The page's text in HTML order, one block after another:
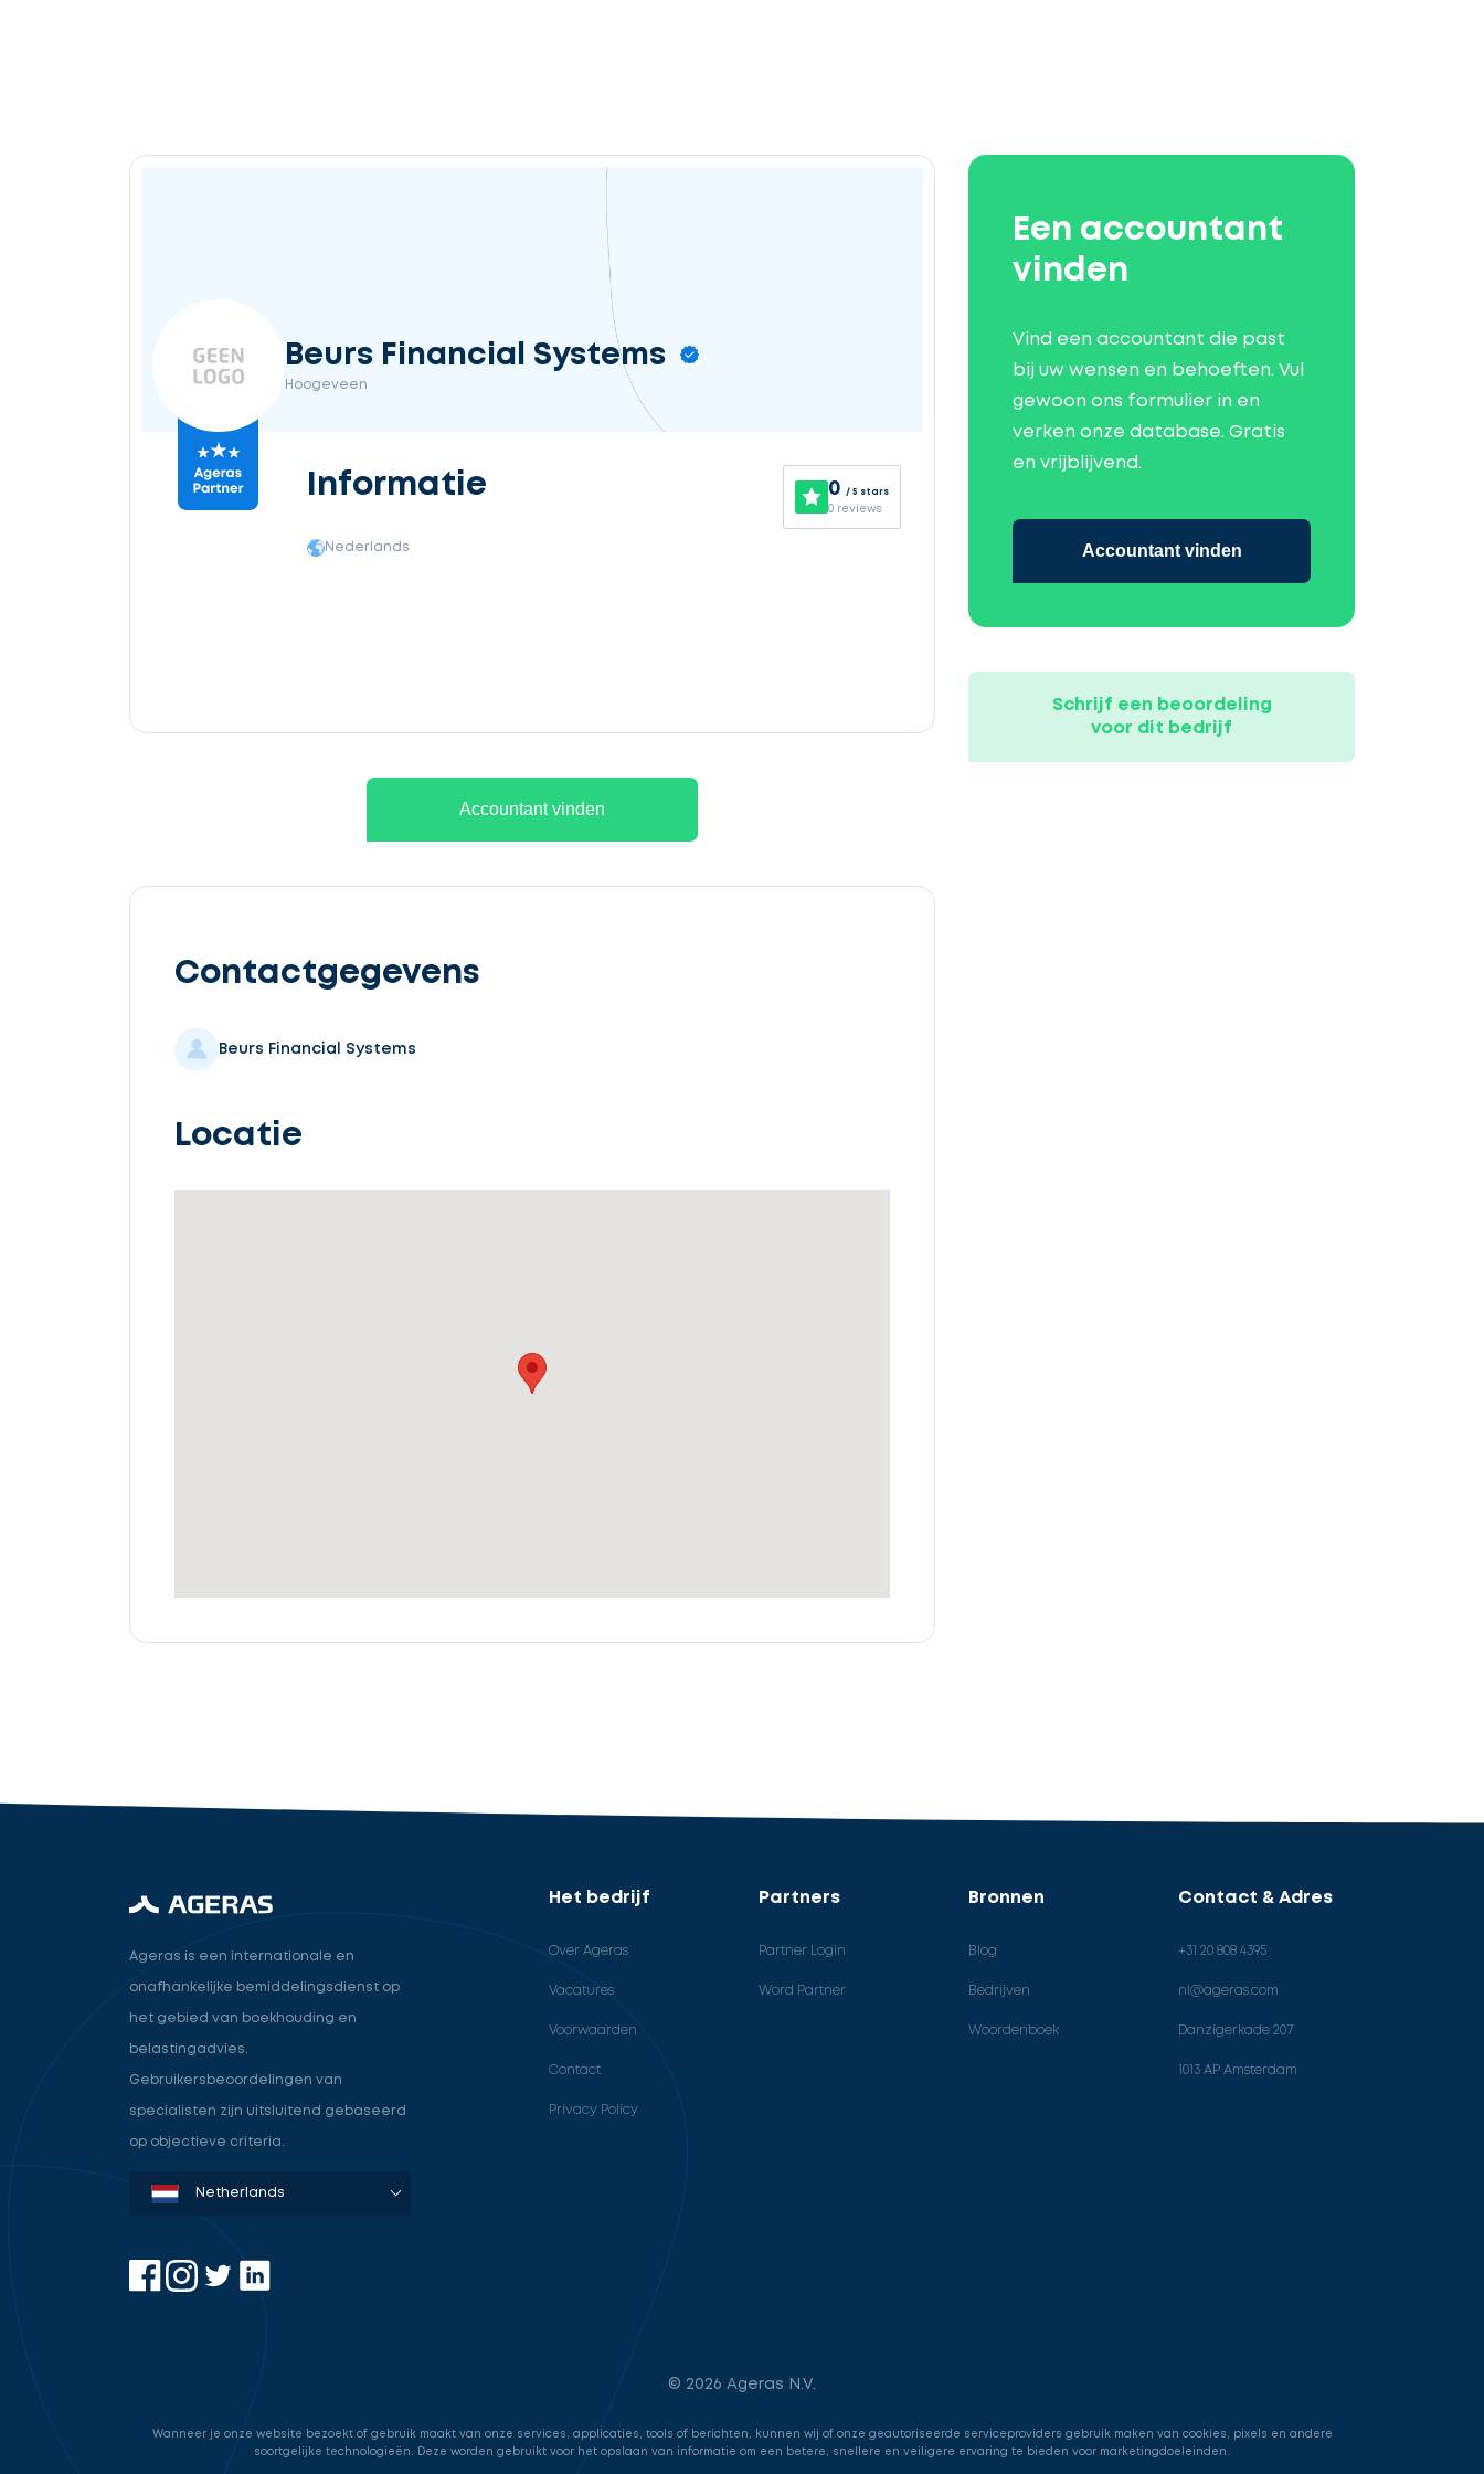
Beurs Financial Systems
Hoogeveen
0 / 5 stars
0 reviews
Informatie
Nederlands
Accountant vinden
Contactgegevens
Beurs Financial Systems
Locatie
Een accountant
vinden
Vind een accountant die past
bij uw wensen en behoeften. Vul
gewoon ons formulier in en
verken onze database. Gratis
en vrijblijvend.
Accountant vinden
Schrijf een beoordeling
voor dit bedrijf
cta_box.sub_headline
Ageras is een internationale en
onafhankelijke bemiddelingsdienst op
het gebied van boekhouding en
belastingadvies.
Gebruikersbeoordelingen van
specialisten zijn uitsluitend gebaseerd
op objectieve criteria.
Denmark
Sweden
Norway
Netherlands
Germany
USA
Het bedrijf
Over Ageras
Vacatures
Voorwaarden
Contact
Privacy Policy
Partners
Partner Login
Word Partner
Bronnen
Blog
Bedrijven
Woordenboek
Contact & Adres
+31 20 808 4395
nl@ageras.com
Danzigerkade 207
1013 AP Amsterdam
© 2026 Ageras N.V.
Wanneer je onze website bezoekt of gebruik maakt van onze services, applicaties, tools of berichten, kunnen wij of onze geautoriseerde serviceproviders gebruik maken van cookies, pixels en andere
soortgelijke technologieën. Deze worden gebruikt voor het opslaan van informatie om een betere, snellere en veiligere ervaring te bieden voor marketingdoeleinden.